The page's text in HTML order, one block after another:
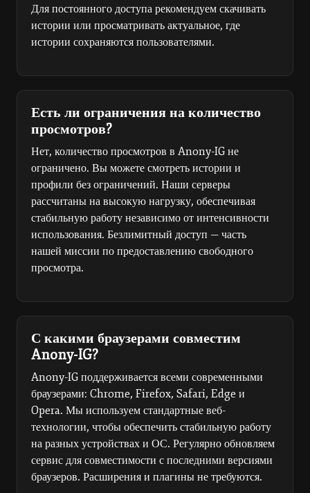
Для постоянного доступа рекомендуем скачивать
истории или просматривать актуальное, где
истории сохраняются пользователями.
Есть ли ограничения на количество
просмотров?
Нет, количество просмотров в Anony-IG не
ограничено. Вы можете смотреть истории и
профили без ограничений. Наши серверы
рассчитаны на высокую нагрузку, обеспечивая
стабильную работу независимо от интенсивности
использования. Безлимитный доступ — часть
нашей миссии по предоставлению свободного
просмотра.
С какими браузерами совместим
Anony-IG?
Anony-IG поддерживается всеми современными
браузерами: Chrome, Firefox, Safari, Edge и
Opera. Мы используем стандартные веб-
технологии, чтобы обеспечить стабильную работу
на разных устройствах и ОС. Регулярно обновляем
сервис для совместимости с последними версиями
браузеров. Расширения и плагины не требуются.